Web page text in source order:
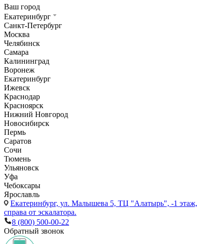
Ваш город
Екатеринбург
Санкт-Петербург
Москва
Челябинск
Самара
Калининград
Воронеж
Екатеринбург
Ижевск
Краснодар
Красноярск
Нижний Новгород
Новосибирск
Пермь
Саратов
Сочи
Тюмень
Ульяновск
Уфа
Чебоксары
Ярославль
Екатеринбург, ул. Малышева 5, ТЦ "Алатырь", -1 этаж,
справа от эскалатора.
8 (800) 500-00-22
Обратный звонок